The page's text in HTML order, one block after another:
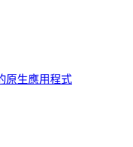
原生應用程式